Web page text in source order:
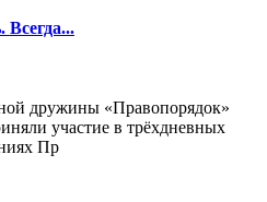
дружины «Правопорядок»
участие в трёхдневных
Пр